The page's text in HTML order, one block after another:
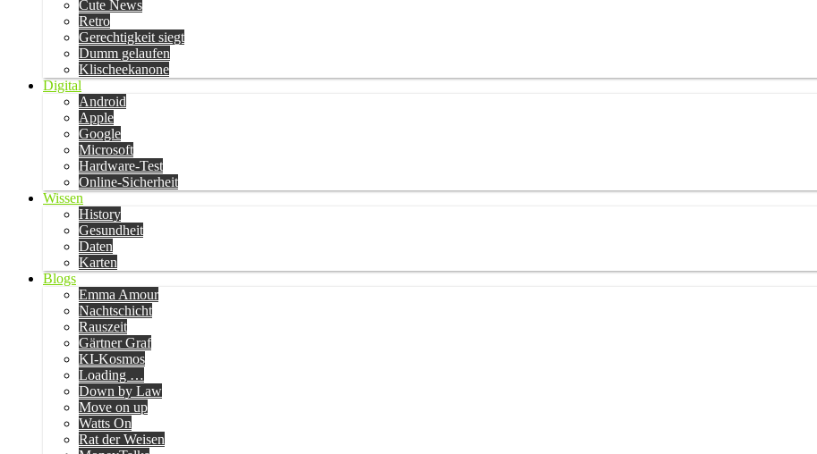
Cute News
Retro
Gerechtigkeit siegt
Dumm gelaufen
Klischeekanone
Digital
Android
Apple
Google
Microsoft
Hardware-Test
Online-Sicherheit
Wissen
History
Gesundheit
Daten
Karten
Blogs
Emma Amour
Nachtschicht
Rauszeit
Gärtner Graf
KI-Kosmos
Loading …
Down by Law
Move on up
Watts On
Rat der Weisen